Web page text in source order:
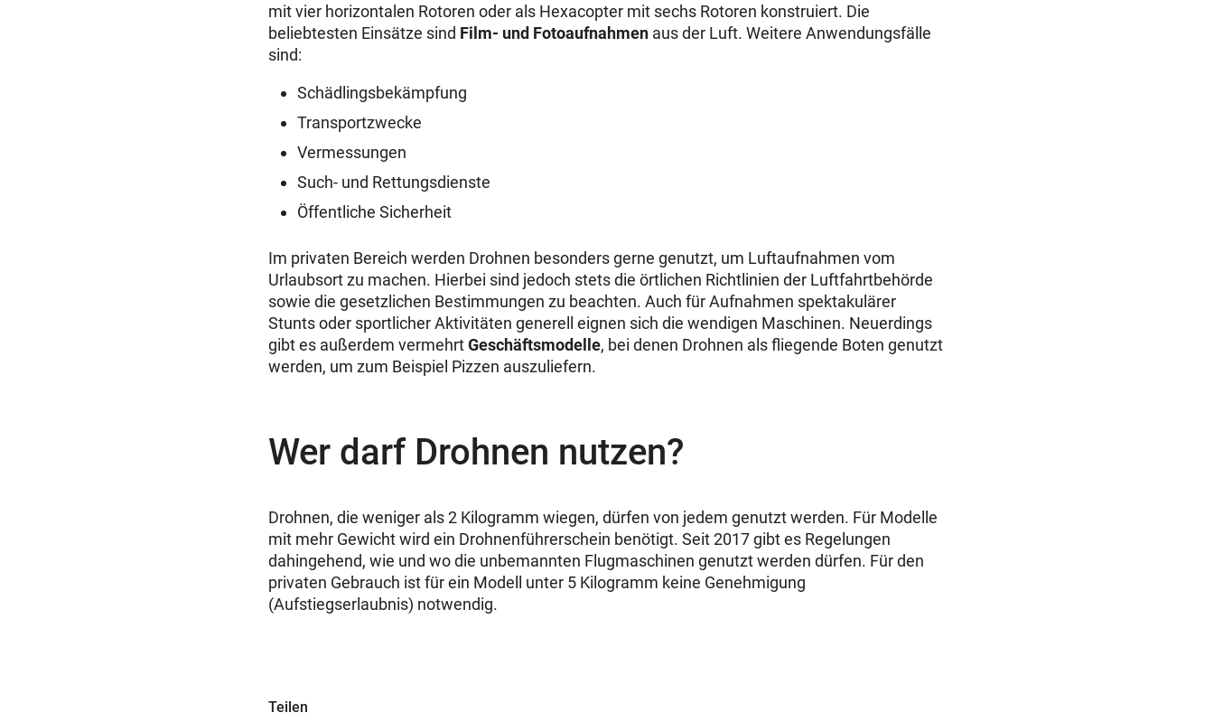
mit vier horizontalen Rotoren oder als Hexacopter mit sechs Rotoren konstruiert. Die
beliebtesten Einsätze sind Film- und Fotoaufnahmen aus der Luft. Weitere Anwendungsfälle
sind:
Schädlingsbekämpfung
Transportzwecke
Vermessungen
Such- und Rettungsdienste
Öffentliche Sicherheit
Im privaten Bereich werden Drohnen besonders gerne genutzt, um Luftaufnahmen vom
Urlaubsort zu machen. Hierbei sind jedoch stets die örtlichen Richtlinien der Luftfahrtbehörde
sowie die gesetzlichen Bestimmungen zu beachten. Auch für Aufnahmen spektakulärer
Stunts oder sportlicher Aktivitäten generell eignen sich die wendigen Maschinen. Neuerdings
gibt es außerdem vermehrtGeschäftsmodelle, bei denen Drohnen als fliegende Boten genutzt
werden, um zum Beispiel Pizzen auszuliefern.
Wer darf Drohnen nutzen?
Drohnen, die weniger als 2 Kilogramm wiegen, dürfen von jedem genutzt werden. Für Modelle
mit mehr Gewicht wird ein Drohnenführerschein benötigt. Seit 2017 gibt es Regelungen
dahingehend, wie und wo die unbemannten Flugmaschinen genutzt werden dürfen. Für den
privaten Gebrauch ist für ein Modell unter 5 Kilogramm keine Genehmigung
(Aufstiegserlaubnis) notwendig.
Teilen